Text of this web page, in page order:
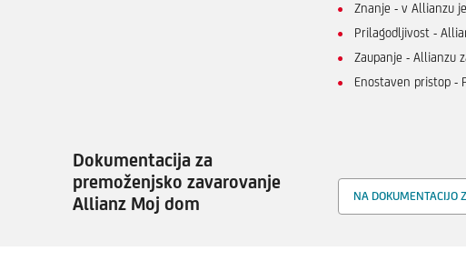
Znanje - v Allianzu
Prilagodljivost -
Zaupanje - Allianzu
Enostaven pristop -
Dokumentacija za
premoženjsko zavarovanje
Allianz Moj dom
NA DOKUMENTACIJO